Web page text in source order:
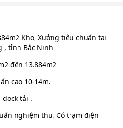
Kho, Xưởng tiêu chuẩn tại
, tỉnh Bắc Ninh
đến 13.884m2
cao 10-14m.
dock tải .
nghiệm thu, Có trạm điện